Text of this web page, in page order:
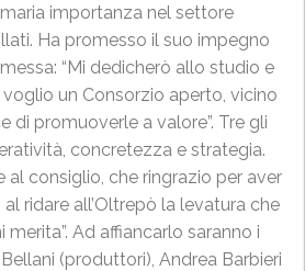
importanza nel settore
Ha promesso il suo impegno
“Mi dedicherò allo studio e
un Consorzio aperto, vicino
di promuoverle a valore”. Tre gli
concretezza e strategia.
al consiglio, che ringrazio per aver
ridare all’Oltrepò la levatura che
merita”. Ad affiancarlo saranno i
(produttori), Andrea Barbieri